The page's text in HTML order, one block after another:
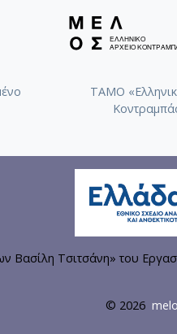
ΤΑΜΟ
Τσιτσάνη» του
© 2026